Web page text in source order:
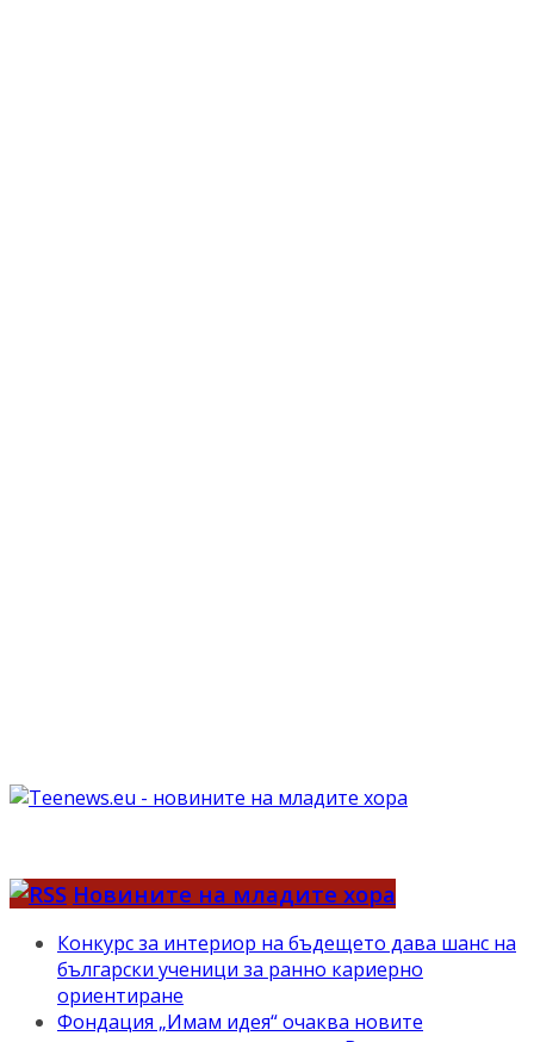
Новините на младите хора
Конкурс за интериор на бъдещето дава шанс на
български ученици за ранно кариерно
ориентиране
Фондация „Имам идея“ очаква новите